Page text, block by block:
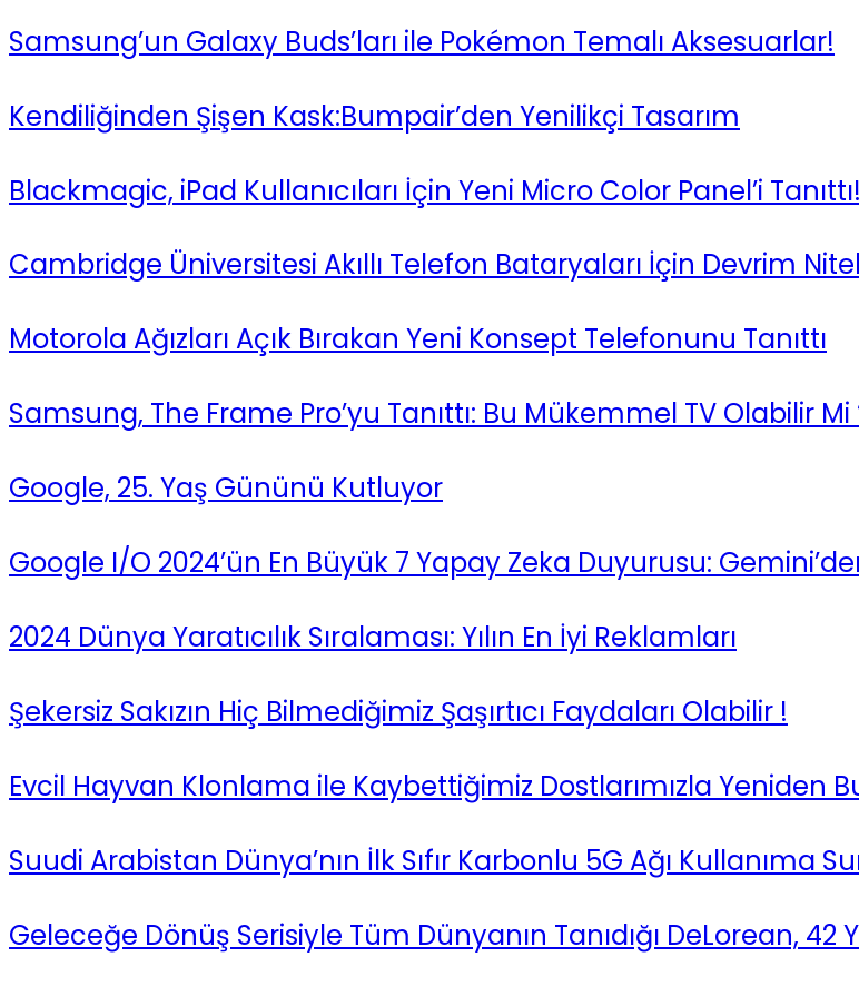
Samsung’un Galaxy Buds’ları ile Pokémon Temalı Aksesuarlar!
Kendiliğinden Şişen Kask:Bumpair’den Yenilikçi Tasarım
Blackmagic, iPad Kullanıcıları İçin Yeni Micro Color Panel’i Tanıttı!
Cambridge Üniversitesi Akıllı Telefon Bataryaları İçin Devrim
Motorola Ağızları Açık Bırakan Yeni Konsept Telefonunu Tanıttı
Samsung, The Frame Pro’yu Tanıttı: Bu Mükemmel TV Olabilir Mi
Google, 25. Yaş Gününü Kutluyor
Google I/O 2024’ün En Büyük 7 Yapay Zeka Duyurusu:
2024 Dünya Yaratıcılık Sıralaması: Yılın En İyi Reklamları
Şekersiz Sakızın Hiç Bilmediğimiz Şaşırtıcı Faydaları Olabilir !
Evcil Hayvan Klonlama ile Kaybettiğimiz Dostlarımızla Yeniden
Suudi Arabistan Dünya’nın İlk Sıfır Karbonlu 5G Ağı Kullanıma
Geleceğe Dönüş Serisiyle Tüm Dünyanın Tanıdığı DeLorean, 42